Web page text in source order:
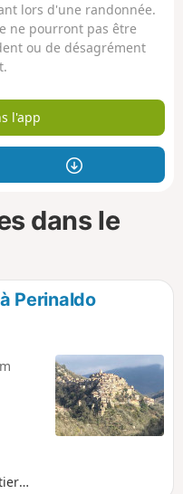
lors d'une randonnée.
ne pourront pas être
ou de désagrément
l'app
dans le
Perinaldo